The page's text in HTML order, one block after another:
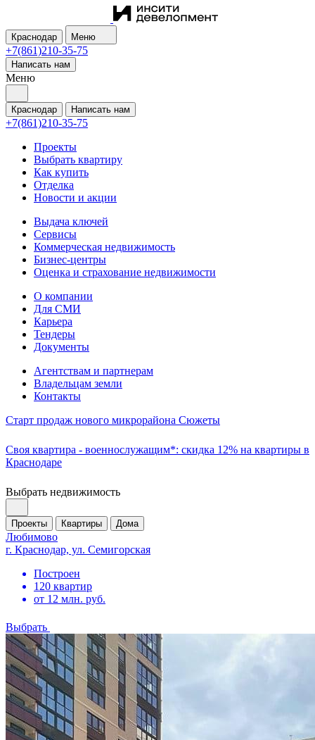
Краснодар Меню
+7(861)210-35-75
Написать нам
Меню
Краснодар Написать нам
+7(861)210-35-75
Проекты
Выбрать квартиру
Как купить
Отделка
Новости и акции
Выдача ключей
Сервисы
Коммерческая недвижимость
Бизнес-центры
Оценка и страхование недвижимости
О компании
Для СМИ
Карьера
Тендеры
Документы
Агентствам и партнерам
Владельцам земли
Контакты
Старт продаж нового микрорайона Сюжеты
Своя квартира - военнослужащим*: скидка 12% на квартиры в
Краснодаре
Выбрать недвижимость
Проекты Квартиры Дома
Любимово
г. Краснодар, ул. Семигорская
Построен
120 квартир
от 12 млн. руб.
Выбрать